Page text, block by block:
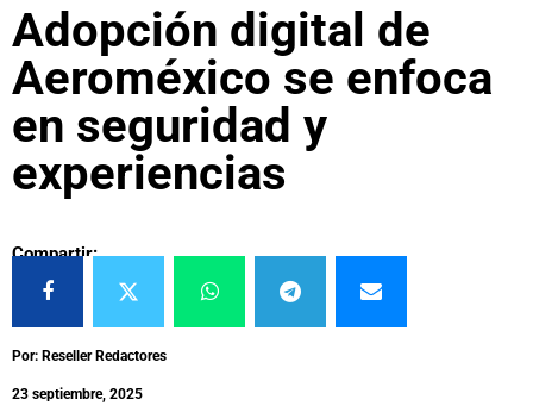
Adopción digital de
Aeroméxico se enfoca
en seguridad y
experiencias
Compartir:
Por: Reseller Redactores
23 septiembre, 2025